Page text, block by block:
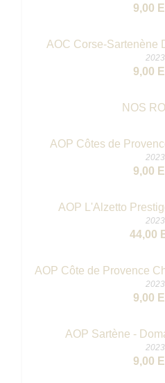
9,00
AOC Corse-Sartenène
2023
9,00
NOS
AOP Côtes de
2023
9,00
AOP L'Alzetto
2023
44,00
AOP Côte de Provence
2023
9,00
AOP Sartène -
2023
9,00